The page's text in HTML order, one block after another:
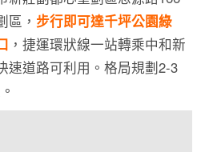
區， 步行即可達千坪公園綠
，捷運環狀線一站轉乘中和新
速道路可利用。格局規劃2-3